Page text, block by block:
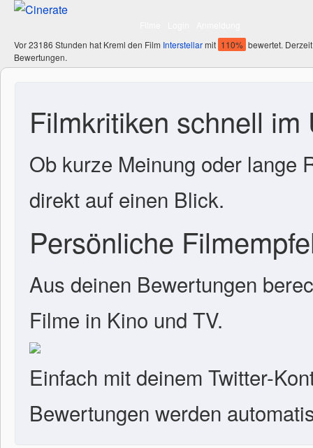
Vor 23186 Stunden hat Kreml den Film Interstellarmit 110% bewertet.
Bewertungen.
Filmkritiken schnell im
Ob kurze Meinung oder lange
direkt auf einen Blick.
Persönliche
Aus deinen Bewertungen
Filme in Kino und TV.
Einfach mit deinem Twitter-
Bewertungen werden